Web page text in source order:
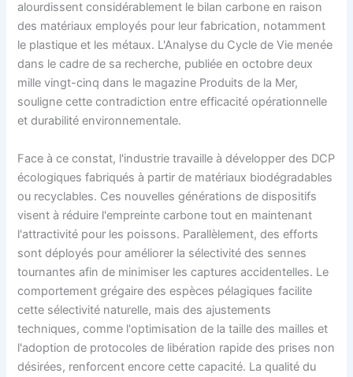
alourdissent considérablement le bilan carbone en raison
des matériaux employés pour leur fabrication, notamment
le plastique et les métaux. L'Analyse du Cycle de Vie menée
dans le cadre de sa recherche, publiée en octobre deux
mille vingt-cinq dans le magazine Produits de la Mer,
souligne cette contradiction entre efficacité opérationnelle
et durabilité environnementale.
Face à ce constat, l'industrie travaille à développer des DCP
écologiques fabriqués à partir de matériaux biodégradables
ou recyclables. Ces nouvelles générations de dispositifs
visent à réduire l'empreinte carbone tout en maintenant
l'attractivité pour les poissons. Parallèlement, des efforts
sont déployés pour améliorer la sélectivité des sennes
tournantes afin de minimiser les captures accidentelles. Le
comportement grégaire des espèces pélagiques facilite
cette sélectivité naturelle, mais des ajustements
techniques, comme l'optimisation de la taille des mailles et
l'adoption de protocoles de libération rapide des prises non
désirées, renforcent encore cette capacité. La qualité du